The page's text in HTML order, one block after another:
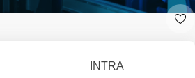
INTRA